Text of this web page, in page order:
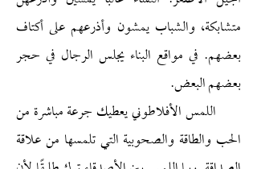
متشابكة، والشباب يمشون وأذرعهم على أكتاف
بعضهم. في مواقع البناء يجلس الرجال في حجر
بعضهم البعض.
اللمس الأفلاطوني يعطيك جرعة مباشرة من
الحب والطاقة والصحوبية التي تلمسها من علاقة